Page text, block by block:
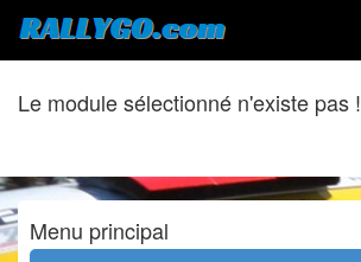
Le module sélectionné n'existe pas !
Menu principal